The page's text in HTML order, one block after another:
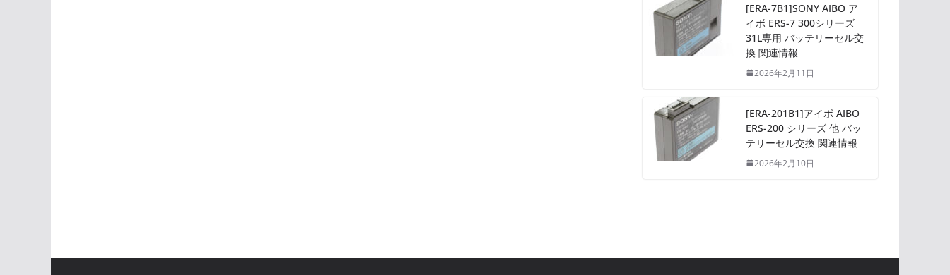
[ERA-7B1]SONY AIBO ア
イボ ERS-7 300シリーズ
31L専用 バッテリーセル交
換 関連情報
2026年2月11日
[ERA-201B1]アイボ AIBO
ERS-200 シリーズ 他 バッ
テリーセル交換 関連情報
2026年2月10日